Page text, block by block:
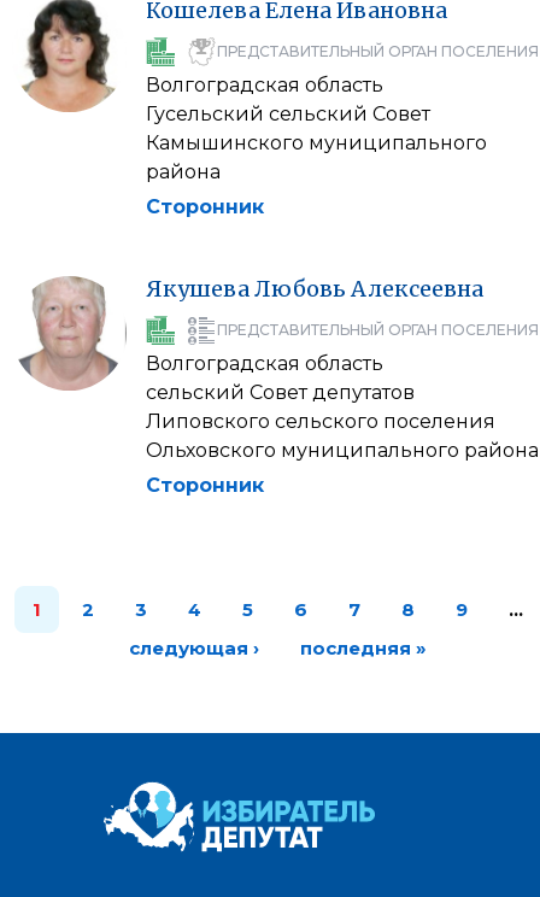
КошелеваЕленаИвановна
ПРЕДСТАВИТЕЛЬНЫЙ ОРГАН ПОСЕЛЕНИЯ
Волгоградская область
Гусельский сельский Совет
Камышинского муниципального
района
Сторонник
ЯкушеваЛюбовь Алексеевна
ПРЕДСТАВИТЕЛЬНЫЙ ОРГАН ПОСЕЛЕНИЯ
Волгоградская область
сельский Совет депутатов
Липовского сельского поселения
Ольховского муниципального района
Сторонник
1 2 3 4 5 6 7 8 9
…
следующая ›
последняя »